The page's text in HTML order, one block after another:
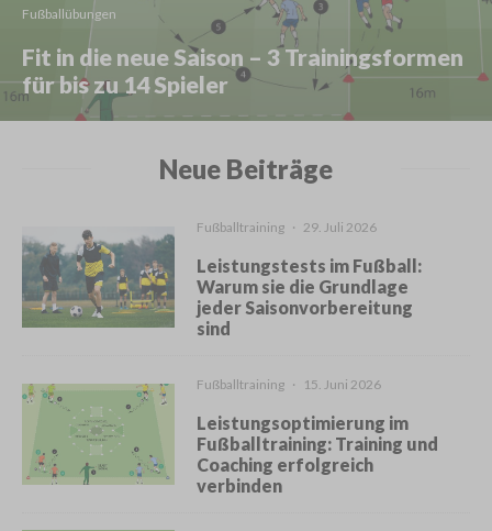
Fußballübungen
Fit in die neue Saison – 3 Trainingsformen
für bis zu 14 Spieler
Neue Beiträge
Fußballtraining · 29. Juli 2026
Leistungstests im Fußball:
Warum sie die Grundlage
jeder Saisonvorbereitung
sind
Fußballtraining · 15. Juni 2026
Leistungsoptimierung im
Fußballtraining: Training und
Coaching erfolgreich
verbinden